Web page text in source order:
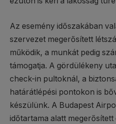
Az esemény időszakában
szervezet megerősített
működik, a munkát pedig
támogatja. A gördülékeny
check-in pultoknál, a
határátlépési pontokon is
készülünk. A Budapest
időtartama alatt